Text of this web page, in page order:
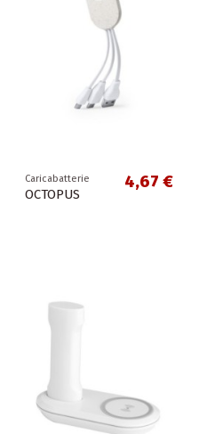
Caricabatterie
OCTOPUS
4,67 €